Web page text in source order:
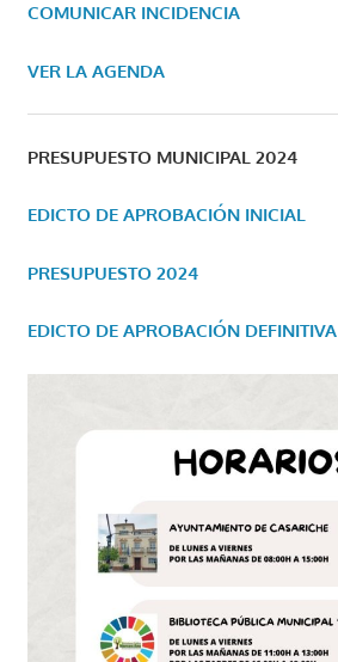
COMUNICAR INCIDENCIA
VER LA AGENDA
PRESUPUESTO MUNICIPAL 2024
EDICTO DE APROBACIÓN INICIAL
PRESUPUESTO 2024
EDICTO DE APROBACIÓN DEFINITIVA